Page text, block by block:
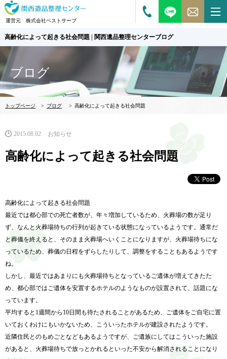
運営元 株式会社ベストサーブ
高齢化によって起きる社会問題 | 関西遺品整理センターブログ
ブログ
トップページ > ブログ > 高齢化によって起きる社会問題
2015.08.02 お知らせ
高齢化によって起きる社会問題
高齢化によって起きる社会問題
最近では都心部での死亡者数が、年々増加しているため、火葬場の数が足り
ず、なんと火葬場待ちの行列が起きている状態になっているようです。通常だ
と葬儀を終えると、そのまま火葬場へいくことになりますが、火葬場待ちにな
っているため、葬儀の日程をずらしたりして、調整をすることもあるようです
ね。
しかし、最近ではあまりにも火葬場待ちとなっているご遺体が増えてきたた
め、都心部ではご遺体を安置するホテルのようなものが設置されて、話題にな
っています。
平均すると1週間から10日間も待たされることがあるため、ご遺体をご自宅に置
いておくわけにもいかないため、こういったホテルが建設されたようです。
近隣住民とのもめごとなどもあるようですが、ご遺族にしてはこういった施設
があると、火葬場待ちで放っとかれるといった不安から解消されることになり